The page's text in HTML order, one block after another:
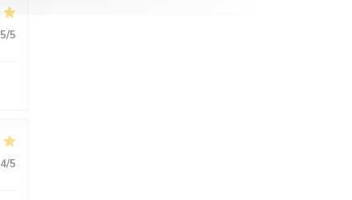
5/5
4/5